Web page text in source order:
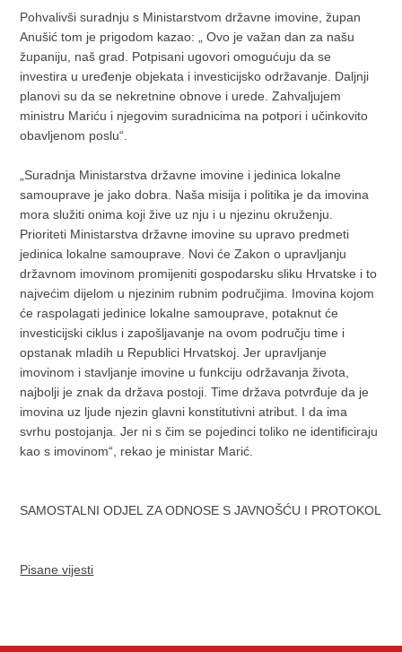
Pohvalivši suradnju s Ministarstvom državne imovine, župan
Anušić tom je prigodom kazao: „ Ovo je važan dan za našu
županiju, naš grad. Potpisani ugovori omogućuju da se
investira u uređenje objekata i investicijsko održavanje. Daljnji
planovi su da se nekretnine obnove i urede. Zahvaljujem
ministru Mariću i njegovim suradnicima na potpori i učinkovito
obavljenom poslu“.
„Suradnja Ministarstva državne imovine i jedinica lokalne
samouprave je jako dobra. Naša misija i politika je da imovina
mora služiti onima koji žive uz nju i u njezinu okruženju.
Prioriteti Ministarstva državne imovine su upravo predmeti
jedinica lokalne samouprave. Novi će Zakon o upravljanju
državnom imovinom promijeniti gospodarsku sliku Hrvatske i to
najvećim dijelom u njezinim rubnim područjima. Imovina kojom
će raspolagati jedinice lokalne samouprave, potaknut će
investicijski ciklus i zapošljavanje na ovom području time i
opstanak mladih u Republici Hrvatskoj. Jer upravljanje
imovinom i stavljanje imovine u funkciju održavanja života,
najbolji je znak da država postoji. Time država potvrđuje da je
imovina uz ljude njezin glavni konstitutivni atribut. I da ima
svrhu postojanja. Jer ni s čim se pojedinci toliko ne identificiraju
kao s imovinom“, rekao je ministar Marić.
SAMOSTALNI ODJEL ZA ODNOSE S JAVNOŠĆU I PROTOKOL
Pisane vijesti